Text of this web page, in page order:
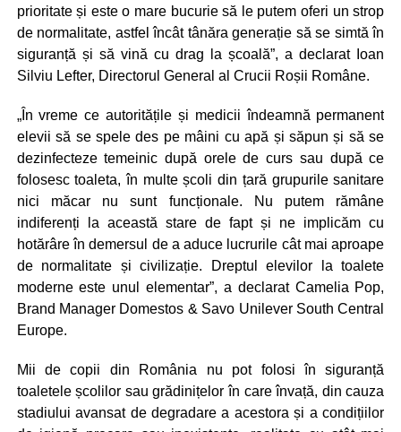
prioritate și este o mare bucurie să le putem oferi un strop
de normalitate, astfel încât tânăra generație să se simtă în
siguranță și să vină cu drag la școală”, a declarat Ioan
Silviu Lefter, Directorul General al Crucii Roșii Române.
„În vreme ce autoritățile și medicii îndeamnă permanent
elevii să se spele des pe mâini cu apă și săpun și să se
dezinfecteze temeinic după orele de curs sau după ce
folosesc toaleta, în multe școli din țară grupurile sanitare
nici măcar nu sunt funcționale. Nu putem rămâne
indiferenți la această stare de fapt și ne implicăm cu
hotărâre în demersul de a aduce lucrurile cât mai aproape
de normalitate și civilizație. Dreptul elevilor la toalete
moderne este unul elementar”, a declarat Camelia Pop,
Brand Manager Domestos & Savo Unilever South Central
Europe.
Mii de copii din România nu pot folosi în siguranță
toaletele școlilor sau grădinițelor în care învață, din cauza
stadiului avansat de degradare a acestora și a condițiilor